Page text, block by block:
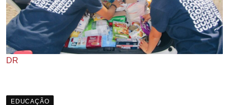
DR
EDUCAÇÃO